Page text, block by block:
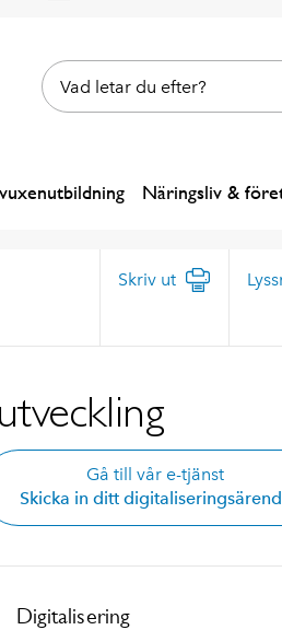
Näringsliv &
Skriv ut
Gå till vår e-tjänst
Skicka in ditt
Digitalisering